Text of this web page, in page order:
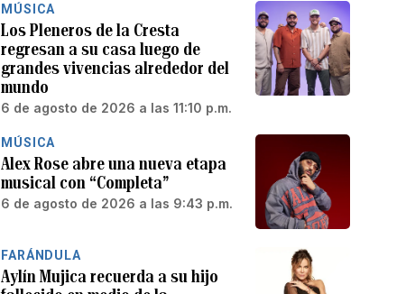
MÚSICA
Los Pleneros de la Cresta
regresan a su casa luego de
grandes vivencias alrededor del
mundo
6 de agosto de 2026 a las 11:10 p.m.
MÚSICA
Alex Rose abre una nueva etapa
musical con “Completa”
6 de agosto de 2026 a las 9:43 p.m.
FARÁNDULA
Aylín Mujica recuerda a su hijo